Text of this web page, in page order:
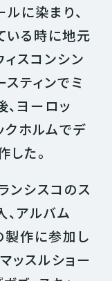
に染まり、
いる時に地元
ィスコンシン
ティンでミ
、ヨーロッ
クホルムでデ
した。
ンシスコのス
、アルバム
製作に参加し
ッスルショー